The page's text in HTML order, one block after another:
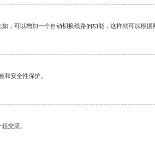
，可以增加一个自动切换线路的功能，这样就可以根据
安全性保护。
交流。